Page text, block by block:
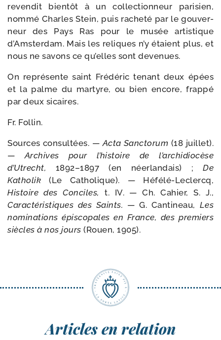
reven­dit bien­tôt à un col­lec­tion­neur pari­sien,
nom­mé Charles Stein, puis rache­té par le gou­ver­
neur des Pays Ras pour le musée artis­tique
d’Amsterdam. Mais les reliques n’y étaient plus, et
nous ne savons ce qu’elles sont devenues.
On repré­sente saint Frédéric tenant deux épées
et la palme du mar­tyre, ou bien encore, frap­pé
par deux sicaires.
Fr. Follin.
Sources consul­tées. —Acta Sanctorum (18 juillet).
—Archives pour l’his­toire de l’ar­chi­dio­cèse
d’Utrecht, 1892–1897 (en néer­lan­dais) ; De
Katholik (Le Catholique). — Héfélé-​Leclercq,
Histoire des Conciles,
t. IV. — Ch. Cahier, S. J.,
Carac­téristiques des Saints. — G. Cantineau, Les
nomi­na­tions épis­co­pales en France, des pre­miers
siècles à nos jours (Rouen, 1905).
Articles en relation